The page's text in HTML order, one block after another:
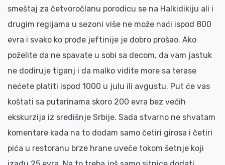
smeštaj za četvoročlanu porodicu se na Halkidikiju ali i
drugim regijama u sezoni više ne može naći ispod 800
evra i svako ko prođe jeftinije je dobro prošao. Ako
poželite da ne spavate u sobi sa decom, da vam jastuk
ne dodiruje tiganj i da malko vidite more sa terase
nećete platiti ispod 1000 u julu ili avgustu. Put će vas
koštati sa putarinama skoro 200 evra bez većih
ekskurzija iz središnje Srbije. Sada stvarno ne shvatam
komentare kada na to dodam samo četiri girosa i četiri
pića u restoranu brze hrane uveče tokom šetnje koji